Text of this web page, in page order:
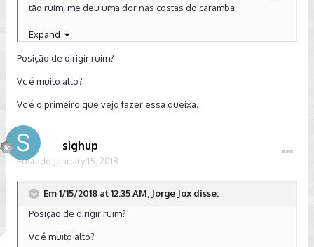
tão ruim, me deu uma dor nas costas do caramba .
Expand
Posição de dirigir ruim?
Vc é muito alto?
Vc é o primeiro que vejo fazer essa queixa.
sighup
Postado January 15, 2018
Em 1/15/2018 at 12:35 AM, Jorge Jox disse:
Posição de dirigir ruim?
Vc é muito alto?